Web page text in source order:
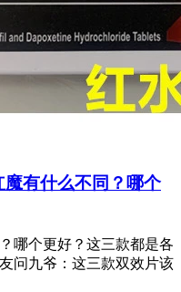
有什么不同？哪个
哪个更好？这三款都是各
问九爷：这三款双效片该